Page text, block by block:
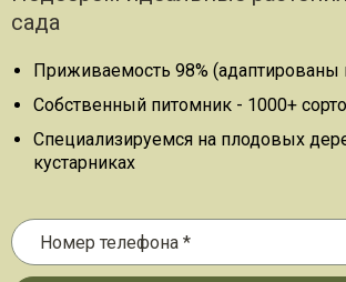
сада
Приживаемость 98%
Собственный питомник - 1000+
Специализируемся на плодовых
кустарниках